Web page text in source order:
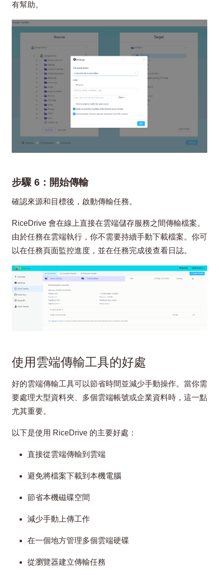
有幫助。
步驟 6：開始傳輸
確認來源和目標後，啟動傳輸任務。
RiceDrive 會在線上直接在雲端儲存服務之間傳輸檔案。
由於任務在雲端執行，你不需要持續手動下載檔案。你可
以在任務頁面監控進度，並在任務完成後查看日誌。
使用雲端傳輸工具的好處
好的雲端傳輸工具可以節省時間並減少手動操作。當你需
要處理大型資料夾、多個雲端帳號或企業資料時，這一點
尤其重要。
以下是使用 RiceDrive 的主要好處：
直接從雲端傳輸到雲端
避免將檔案下載到本機電腦
節省本機磁碟空間
減少手動上傳工作
在一個地方管理多個雲端硬碟
從瀏覽器建立傳輸任務